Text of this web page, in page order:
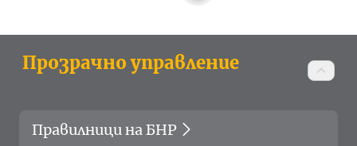
Прозрачно управление
Правилници на БНР